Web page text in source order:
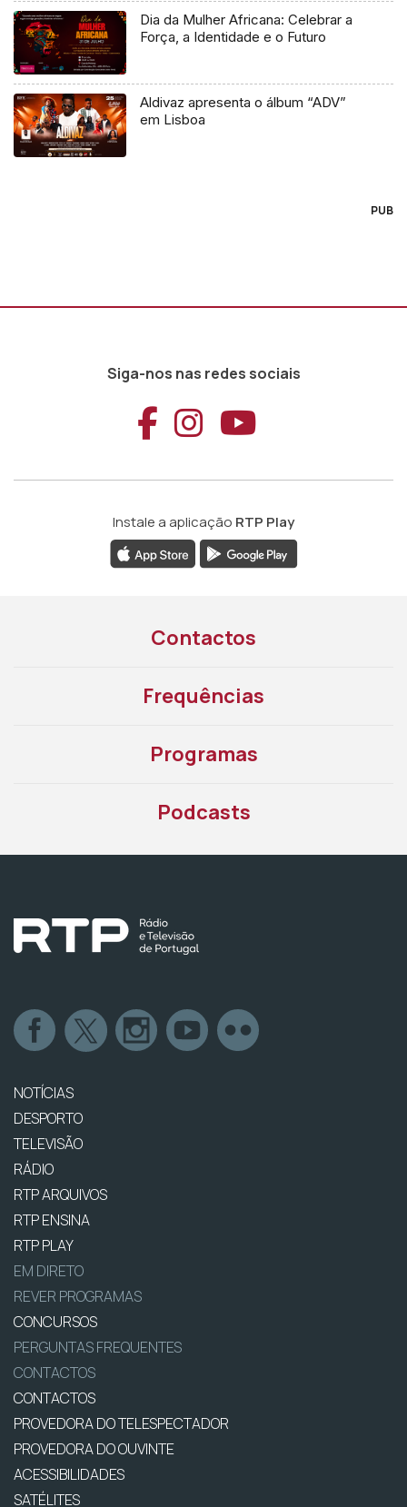
Dia da Mulher Africana: Celebrar a
Força, a Identidade e o Futuro
Aldivaz apresenta o álbum “ADV”
em Lisboa
PUB
Siga-nos nas redes sociais
Aceder ao
Aceder ao
Aceder
Instale a aplicação RTP Play
Contactos
Frequências
Programas
Podcasts
NOTÍCIAS
DESPORTO
TELEVISÃO
RÁDIO
RTP ARQUIVOS
RTP ENSINA
RTP PLAY
EM DIRETO
REVER PROGRAMAS
CONCURSOS
PERGUNTAS FREQUENTES
CONTACTOS
CONTACTOS
PROVEDORA DO TELESPECTADOR
PROVEDORA DO OUVINTE
ACESSIBILIDADES
SATÉLITES